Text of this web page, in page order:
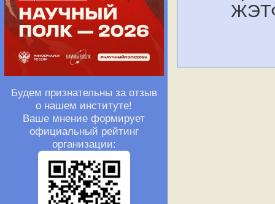
Будем признательны за отзыв
о нашем институте!
Ваше мнение формирует
официальный рейтинг
организации: